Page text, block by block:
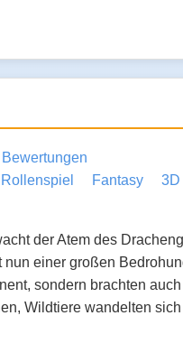
Rollenspiel Fantasy 3D
der Atem des
nun einer großen
sondern brachten
Wildtiere wandelten